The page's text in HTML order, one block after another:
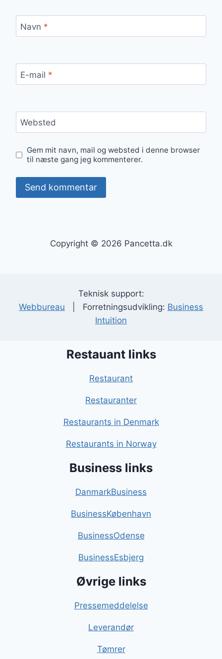
Navn *
E-mail *
Websted
Gem mit navn, mail og websted i denne browser
til næste gang jeg kommenterer.
Copyright © 2026 Pancetta.dk
Teknisk support:
Webbureau | Forretningsudvikling: Business
Intuition
Restauant links
Restaurant
Restauranter
Restaurants in Denmark
Restaurants in Norway
Business links
DanmarkBusiness
BusinessKøbenhavn
BusinessOdense
BusinessEsbjerg
Øvrige links
Pressemeddelelse
Leverandør
Tømrer